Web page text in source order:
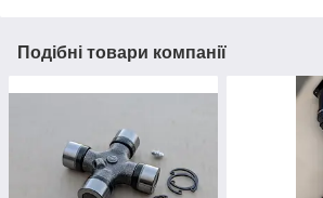
Подібні товари компанії